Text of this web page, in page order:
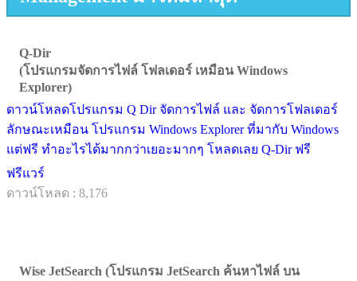
Q-Dir
(โปรแกรมจัดการไฟล์ โฟลเดอร์ เหมือน Windows
Explorer)
ดาวน์โหลดโปรแกรม Q Dir จัดการไฟล์ และ จัดการโฟลเดอร์
ลักษณะเหมือน โปรแกรม Windows Explorer ที่มากับ Windows
แต่ฟรี ทำอะไรได้มากกว่าเยอะมากๆ โหลดเลย Q-Dir ฟรี
ฟรีแวร์
ดาวน์โหลด : 8,176
Wise JetSearch (โปรแกรม JetSearch ค้นหาไฟล์ บน